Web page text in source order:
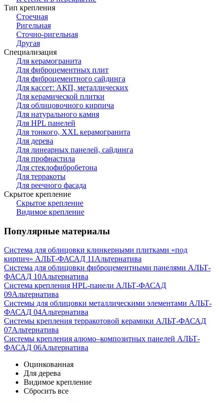
Тип крепления
Стоечная
Ригельная
Сточно-ригельная
Другая
Специализация
Для керамогранита
Для фиброцементных плит
Для фиброцементного сайдинга
Для кассет: АКП, металлических
Для керамической плитки
Для облицовочного кирпича
Для натурального камня
Для HPL панелей
Для тонкого, XXL керамогранита
Для дерева
Для линеарных панелей, сайдинга
Для профнастила
Для стеклофибробетона
Для терракоты
Для реечного фасада
Скрытое крепление
Скрытое крепление
Видимое крепление
Популярные материалы
Система для облицовки клинкерными плитками «под
кирпич» АЛЬТ-ФАСАД 11 Альтернатива
Система для облицовки фиброцементными панелями АЛЬТ-
ФАСАД 10Альтернатива
Система крепления HPL-панели АЛЬТ-ФАСАД
09Альтернатива
Системы для облицовки металлическими элементами АЛЬТ-
ФАСАД 04Альтернатива
Системы крепления терракотовой керамики АЛЬТ-ФАСАД
07Альтернатива
Cистемы крепления алюмо–композитных панелей АЛЬТ-
ФАСАД 06Альтернатива
Оцинкованная
Для дерева
Видимое крепление
Сбросить все